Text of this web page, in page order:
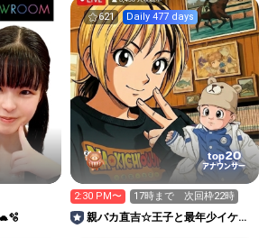
621 Daily 477 days
top20
アナウンサー
2:30 PM〜 17時まで 次回枠22時
親バカ直吉☆王子と最年少イケメ